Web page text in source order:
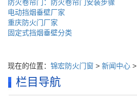
防火卷帘门：防火卷帘门安装步骤
电动挡烟垂壁厂家
重庆防火门厂家
固定式挡烟垂壁分类
现在的位置： 锦宏防火门窗 > 新闻中心 >
栏目导航